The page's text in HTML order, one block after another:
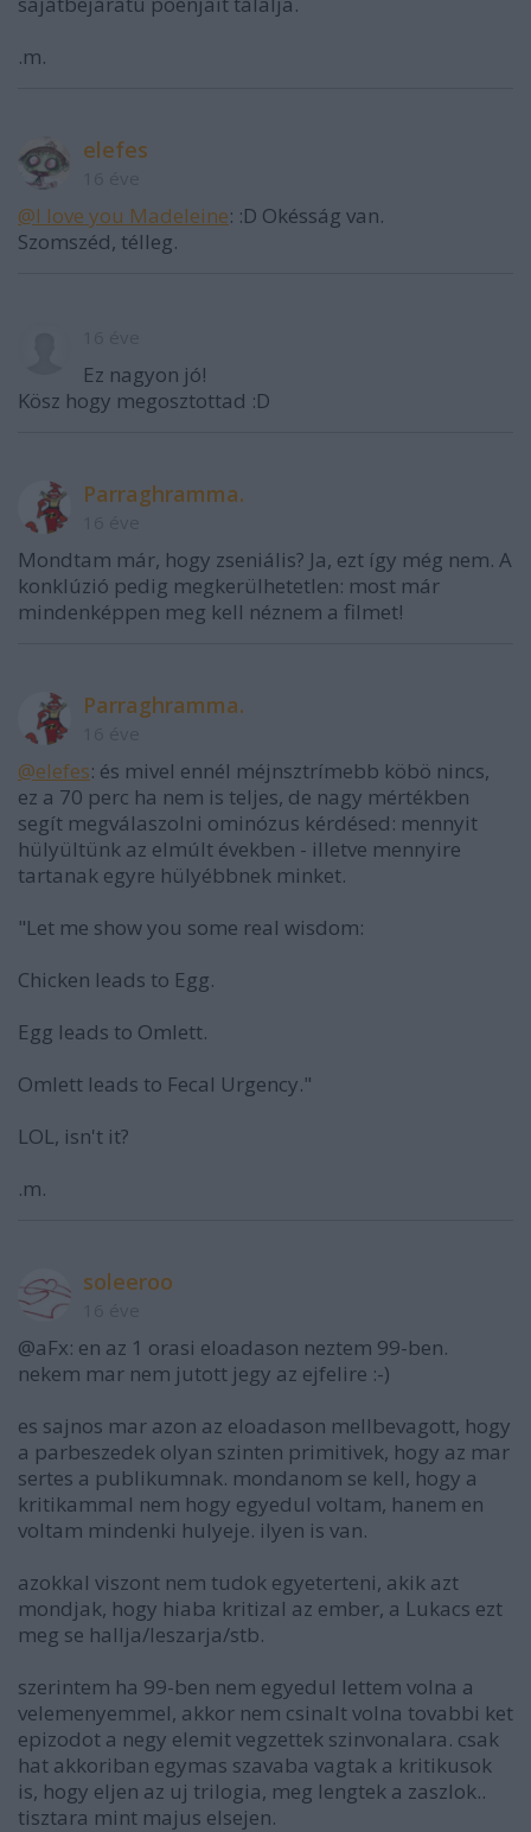
.m.
elefes
@I love you Madeleine: :D Okésság van.
Szomszéd, télleg.
Ez nagyon jó!
Kösz hogy megosztottad :D
Parraghramma.
Mondtam már, hogy zseniális? Ja, ezt így még nem. A
konklúzió pedig megkerülhetetlen: most már
mindenképpen meg kell néznem a filmet!
Parraghramma.
@elefes: és mivel ennél méjnsztrímebb köbö nincs,
ez a 70 perc ha nem is teljes, de nagy mértékben
segít megválaszolni ominózus kérdésed: mennyit
hülyültünk az elmúlt években - illetve mennyire
tartanak egyre hülyébbnek minket.
"Let me show you some real wisdom:
Chicken leads to Egg.
Egg leads to Omlett.
Omlett leads to Fecal Urgency."
LOL, isn't it?
.m.
soleeroo
@aFx: en az 1 orasi eloadason neztem 99-ben.
nekem mar nem jutott jegy az ejfelire :-)
es sajnos mar azon az eloadason mellbevagott, hogy
a parbeszedek olyan szinten primitivek, hogy az mar
sertes a publikumnak. mondanom se kell, hogy a
kritikammal nem hogy egyedul voltam, hanem en
voltam mindenki hulyeje. ilyen is van.
azokkal viszont nem tudok egyeterteni, akik azt
mondjak, hogy hiaba kritizal az ember, a Lukacs ezt
meg se hallja/leszarja/stb.
szerintem ha 99-ben nem egyedul lettem volna a
velemenyemmel, akkor nem csinalt volna tovabbi ket
epizodot a negy elemit vegzettek szinvonalara. csak
hat akkoriban egymas szavaba vagtak a kritikusok
is, hogy eljen az uj trilogia, meg lengtek a zaszlok..
tisztara mint majus elsejen.